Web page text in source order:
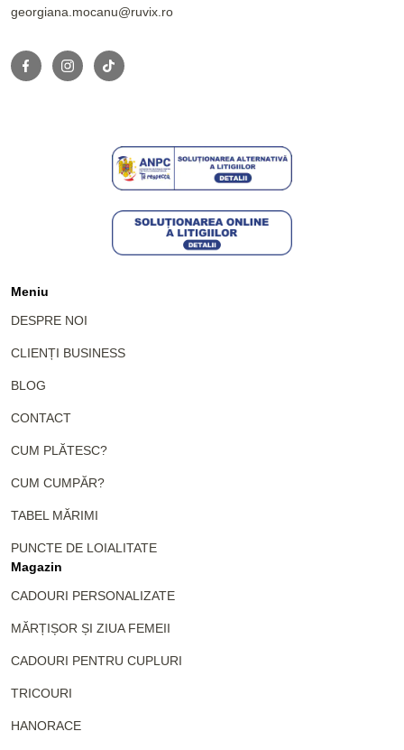
georgiana.mocanu@ruvix.ro
Meniu
DESPRE NOI
CLIENȚI BUSINESS
BLOG
CONTACT
CUM PLĂTESC?
CUM CUMPĂR?
TABEL MĂRIMI
PUNCTE DE LOIALITATE
Magazin
CADOURI PERSONALIZATE
MĂRȚIȘOR ȘI ZIUA FEMEII
CADOURI PENTRU CUPLURI
TRICOURI
HANORACE